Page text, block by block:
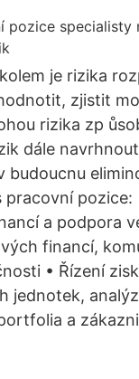
je rizika
zjistit
rizika zp
dále
budoucnu
pracovní pozice:
a podpora
financí,
• Řízení
jednotek,
a